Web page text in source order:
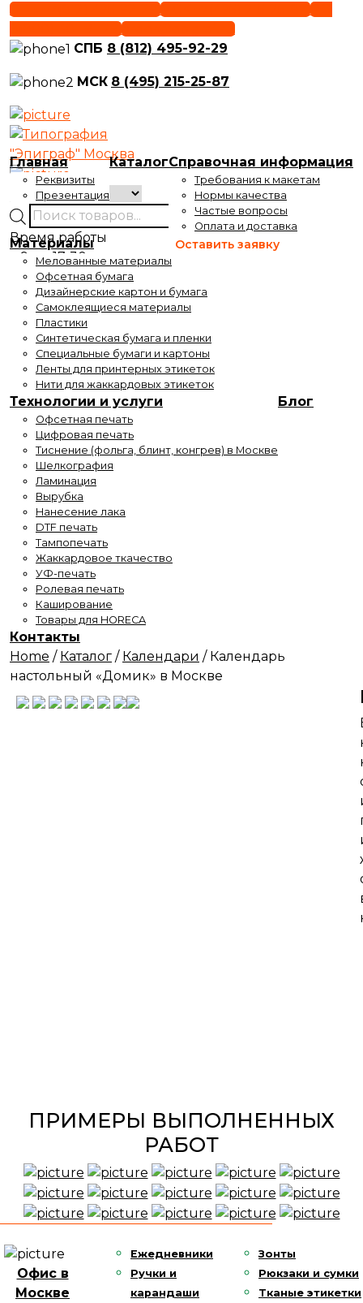
Skip
content
СПБ +7(812) 495-92-29 МСК +7(495) 215-25-87
РФ
order@epigraf.ru
СПБ 8 (812) 495-92-29
МСК 8 (495) 215-25-87
Поиск
товаров
Время работы
с 9 до 17-30
Время выдачи заказов
с 10 до 17-30
Оставить заявку
Главная
Реквизиты
Презентация
КаталогСправочная информация
Требования к макетам
Нормы качества
Частые вопросы
Оплата и доставка
Материалы
Мелованные материалы
Офсетная бумага
Дизайнерские картон и бумага
Самоклеящиеся материалы
Пластики
Синтетическая бумага и пленки
Специальные бумаги и картоны
Ленты для принтерных этикеток
Нити для жаккардовых этикеток
Технологии и услуги
Офсетная печать
Цифровая печать
Тиснение (фольга, блинт, конгрев) в Москве
Шелкография
Ламинация
Вырубка
Нанесение лака
DTF печать
Тампопечать
Жаккардовое ткачество
УФ-печать
Ролевая печать
Каширование
Товары для HORECA
Блог
Контакты
Home / Каталог / Календари / Календарь
настольный «Домик» в Москве
ПРИМЕРЫ ВЫПОЛНЕННЫХ
РАБОТ
Офис в
Москве
Ежедневники
Ручки и
карандаши
Зонты
Рюкзаки и сумки
Тканые этикетки